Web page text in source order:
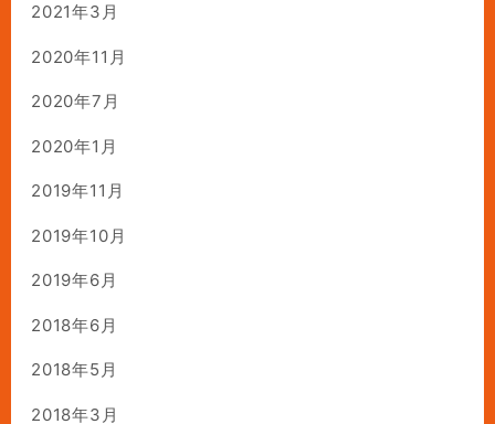
2021年3月
2020年11月
2020年7月
2020年1月
2019年11月
2019年10月
2019年6月
2018年6月
2018年5月
2018年3月